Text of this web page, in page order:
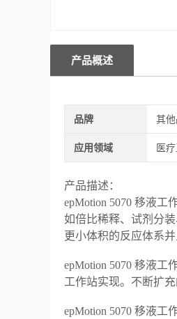
产品概述
品牌 其
应用领域 医
产品描述：
epMotion 5070 移液工
如倍比稀释、试剂分
更小体积的反应体系
epMotion 5070 移液工
工作站实现。不断扩
epMotion 5070 移液